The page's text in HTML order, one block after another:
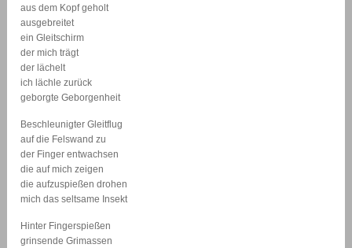
aus dem Kopf geholt
ausgebreitet
ein Gleitschirm
der mich trägt
der lächelt
ich lächle zurück
geborgte Geborgenheit
Beschleunigter Gleitflug
auf die Felswand zu
der Finger entwachsen
die auf mich zeigen
die aufzuspießen drohen
mich das seltsame Insekt
Hinter Fingerspießen
grinsende Grimassen